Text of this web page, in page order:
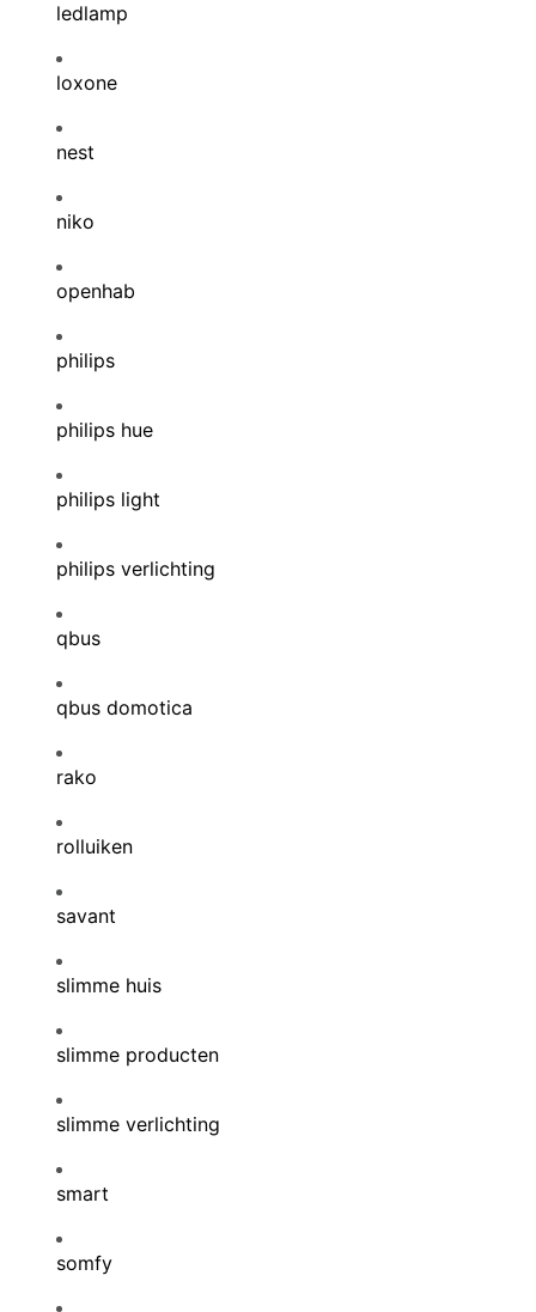
ledlamp
loxone
nest
niko
openhab
philips
philips hue
philips light
philips verlichting
qbus
qbus domotica
rako
rolluiken
savant
slimme huis
slimme producten
slimme verlichting
smart
somfy